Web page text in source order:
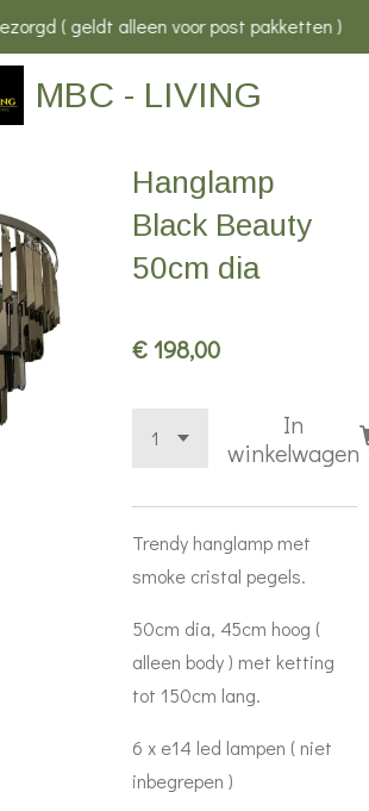
MBC - LIVING
( geldt alleen voor post pakketten )
Hanglamp
Black Beauty
50cm dia
€ 198,00
In
winkelwagen
Trendy hanglamp met
smoke cristal pegels.
50cm dia, 45cm hoog (
alleen body ) met ketting
tot 150cm lang.
6 x e14 led lampen ( niet
inbegrepen )